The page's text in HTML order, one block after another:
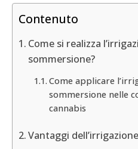
Contenuto
Come si realizza
sommersione?
Come applicare
sommersione nelle
cannabis
Vantaggi